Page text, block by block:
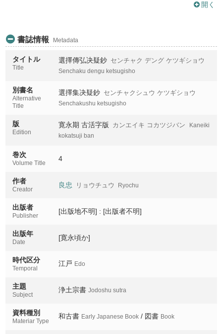
5
開く
書誌情報 Metadata
タイトル
Title
選擇傳弘决疑鈔
センチャク デング ケツギショウ
Senchaku dengu ketsugisho
別書名
Alternative
Title
選擇集决疑鈔
センチャクシュウ ケツギショウ
Senchakushu ketsugisho
版
Edition
寛永期 古活字版 カンエイキ コカツジバン
Kaneiki
kokatsuji ban
巻次
Volume Title
4
作者
Creator
良忠 リョウチュウ Ryochu
出版者
Publisher
[出版地不明] : [出版者不明]
出版年
Date
[寛永頃か]
時代区分
Temporal
江戸 Edo
主題
Subject
浄土宗書 Jodoshu sutra
資料種別
Materiar Type
和古書 Early Japanese Book/ 図書 Book